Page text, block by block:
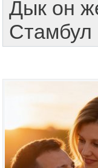
Дык он
Стамбул